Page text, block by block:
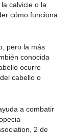
calvicie o la
cómo funciona
pero la más
conocida
ocurre
cabello o
a combatir
2 de